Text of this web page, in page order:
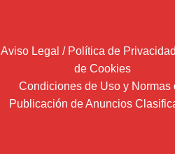
Aviso Legal / Política de
de Cookies
Condiciones de Uso y Normas
Publicación de Anuncios